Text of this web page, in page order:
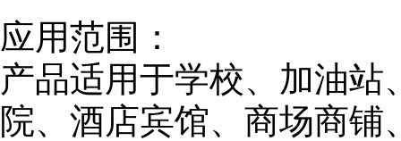
应用范围：
产品适用于学校、加油
院、酒店宾馆、商场商